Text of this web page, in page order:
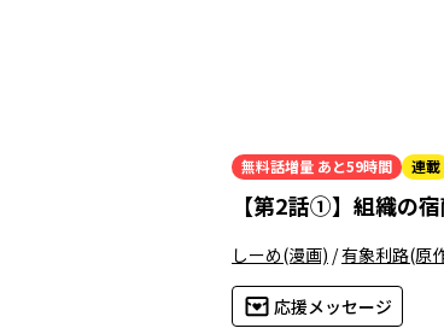
無料話増量 あと59時間 連載
2025年01月11日
【第2話①】 組織の
しーめ(漫画) /有象利路(原
応援メッセージ